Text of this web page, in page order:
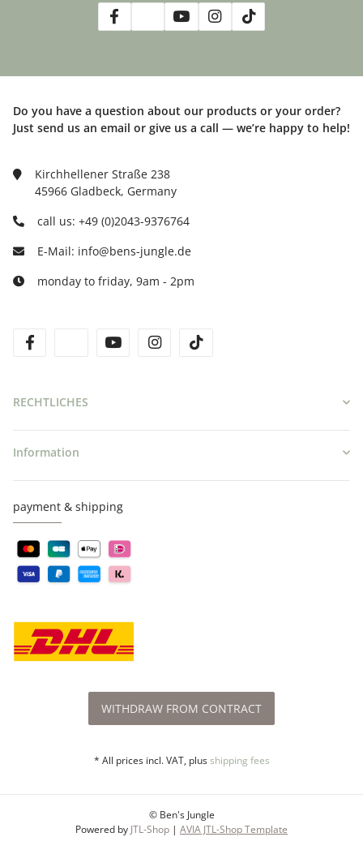
Do you have a question about our products or your order?
Just send us an email or give us a call — we’re happy to help!
Kirchhellener Straße 238
45966 Gladbeck, Germany
call us: +49 (0)2043-9376764
E-Mail: info@bens-jungle.de
monday to friday, 9am - 2pm
twitteryoutube instagram
RECHTLICHES
Information
payment & shipping
WITHDRAW FROM CONTRACT
* All prices incl. VAT, plusshipping fees
© Ben's Jungle
Powered by JTL-Shop | AVIA JTL-Shop Template